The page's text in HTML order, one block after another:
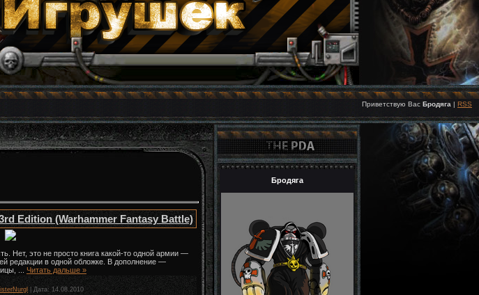
Приветствую Вас Бродяга | RSS
Edition (Warhammer Fantasy Battle)
Нет, это не просто книга какой-то одной армии —
редакции в одной обложке. В дополнение —
Читать дальше »
Дата: 14.08.2010
Бродяга